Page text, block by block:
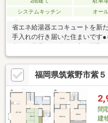
システムキッチン
オー
省エネ給湯器エコキュートを新
手入れの行き届いた住まいです
やすいシートタイル仕上げです
キッチン●快適エアリーを採用
注ぐＬＤＫは居心地の良い空間
果も兼ねた「エコカラット」を
ューズインクロゼット（約１Ｍ
室はリビングと一体的に使用可
まるＬＤＫは全て南面に配置さ
福岡県筑紫野市紫
間
建